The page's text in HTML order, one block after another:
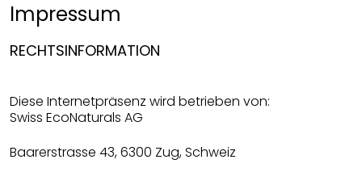
Impressum
RECHTSINFORMATION
Diese Internetpräsenz wird betrieben von:
Swiss EcoNaturals AG
Baarerstrasse 43, 6300 Zug, Schweiz